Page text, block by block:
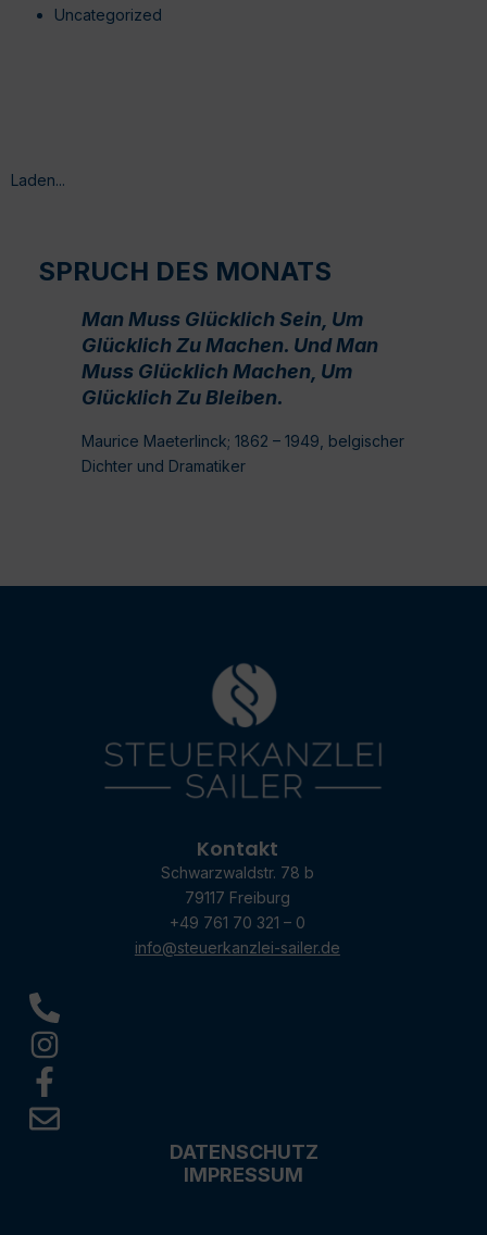
Uncategorized
Laden...
SPRUCH DES MONATS
Man Muss Glücklich Sein, Um
Glücklich Zu Machen. Und Man
Muss Glücklich Machen, Um
Glücklich Zu Bleiben.
Maurice Maeterlinck; 1862 – 1949, belgischer
Dichter und Dramatiker
Kontakt
Schwarzwaldstr. 78 b
79117 Freiburg
+49 761 70 321 – 0
info@steuerkanzlei-sailer.de
DATENSCHUTZ
IMPRESSUM